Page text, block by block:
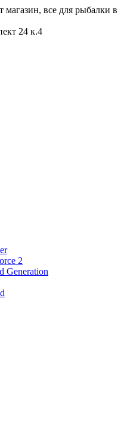
все для рыбалки в
24 к.4
2
Generation